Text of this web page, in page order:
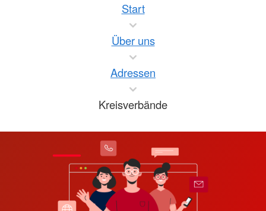
Start
Über uns
Adressen
Kreisverbände